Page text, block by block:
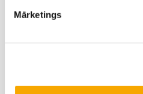
Mārketings
Varakļāni
Latgale